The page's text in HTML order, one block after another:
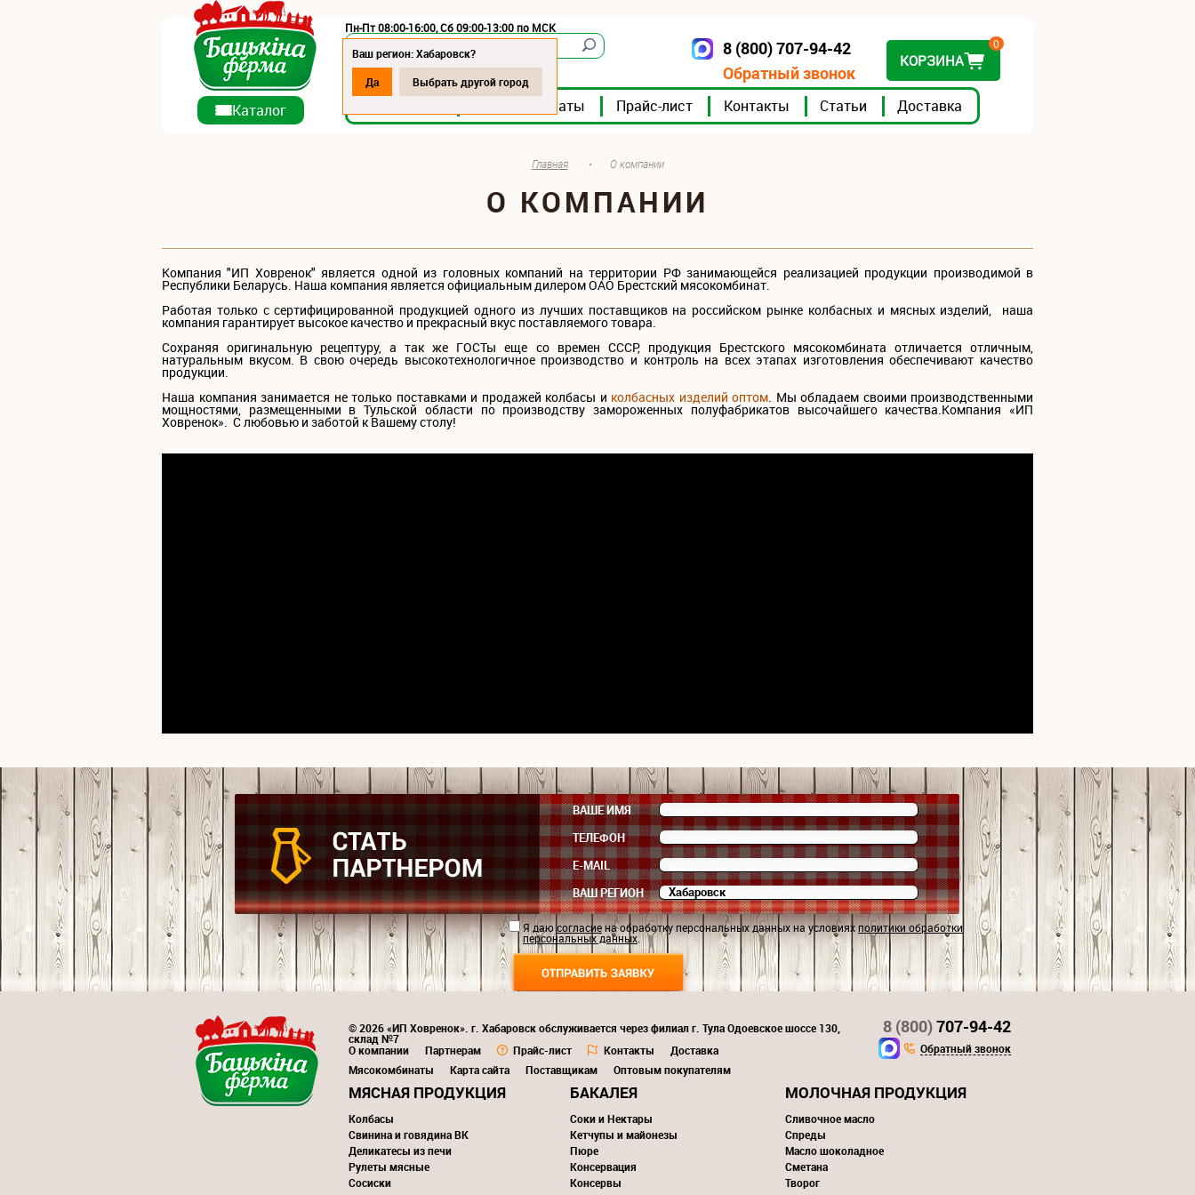
Пн-Пт 08:00-16:00, Сб 09:00-13:00 по МСК
Мясокомбинаты Прайс-лист Контакты Статьи Доставка
8 (800) 707-94-42
Обратный звонок
КОРЗИНА
0
Ваш регион: Хабаровск?
Да
Выбрать другой город
Каталог
Главная • О компании
О КОМПАНИИ
Компания "ИП Ховренок" является одной из головных компаний на территории РФ занимающейся реализацией продукции производимой в
Республики Беларусь. Наша компания является официальным дилером ОАО Брестский мясокомбинат.
Работая только с сертифицированной продукцией одного из лучших поставщиков на российском рынке колбасных и мясных изделий, наша
компания гарантирует высокое качество и прекрасный вкус поставляемого товара.
Сохраняя оригинальную рецептуру, а так же ГОСТы еще со времен СССР, продукция Брестского мясокомбината отличается отличным,
натуральным вкусом. В свою очередь высокотехнологичное производство и контроль на всех этапах изготовления обеспечивают качество
продукции.
Наша компания занимается не только поставками и продажей колбасы и колбасных изделий оптом. Мы обладаем своими производственными
мощностями, размещенными в Тульской области по производству замороженных полуфабрикатов высочайшего качества.Компания «ИП
Ховренок». С любовью и заботой к Вашему столу!
ВАШЕ ИМЯ
ТЕЛЕФОН
E-MAIL
ВАШ РЕГИОН
Я даюсогласиена обработку персональных данных на условияхполитики обработки
персональных данных
© 2026 «ИП Ховренок». г. Хабаровск обслуживается через филиал г. Тула Одоевское шоссе 130,
склад №7
О компании
Партнерам Прайс-лист Контакты
Доставка
Мясокомбинаты
Карта сайта Поставщикам Оптовым покупателям
8 (800)707-94-42
Обратный звонок
МЯСНАЯ ПРОДУКЦИЯ
Колбасы
Свинина и говядина ВК
Деликатесы из печи
Рулеты мясные
Сосиски
БАКАЛЕЯ
Соки и Нектары
Кетчупы и майонезы
Пюре
Консервация
Консервы
МОЛОЧНАЯ ПРОДУКЦИЯ
Сливочное масло
Спреды
Масло шоколадное
Сметана
Творог